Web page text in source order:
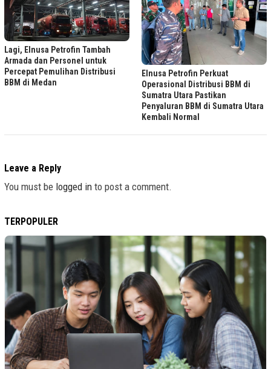
Lagi, Elnusa Petrofin Tambah
Armada dan Personel untuk
Percepat Pemulihan Distribusi
BBM di Medan
Elnusa Petrofin Perkuat
Operasional Distribusi BBM di
Sumatra Utara Pastikan
Penyaluran BBM di Sumatra Utara
Kembali Normal
Leave a Reply
You must be logged in to post a comment.
TERPOPULER